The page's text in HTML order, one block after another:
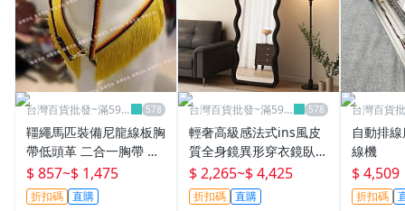
台灣百貨批發~滿599
韁繩馬匹裝備尼龍線板胸
帶低頭革 二合一胸帶 馬
術用品馬胸帶無聲荒島
$ 857~$ 1,475
折扣碼 直購
台灣百貨批發~滿599
輕奢高級感法式ins風皮
質全身鏡異形穿衣鏡臥室
中古風試衣大鏡子台灣百
貨
$ 2,265~$ 4,425
折扣碼 直購
台灣百貨
自動排
線機
$ 4,509
折扣碼